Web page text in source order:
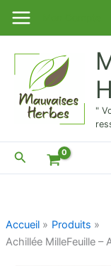
"
Rechercher
Accueil
Produits
Achillée MilleFeuille –